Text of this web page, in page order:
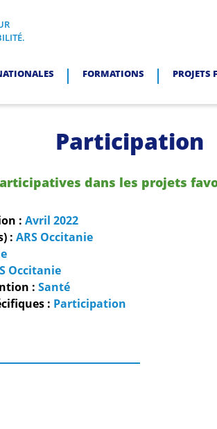
DES PERSONNES EN SITUATION
FORMATIONS PROJETS
Participation
dans les projets
: Avril 2022
: ARS Occitanie
Occitanie
: Santé
: Participation